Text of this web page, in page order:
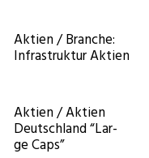
Akti­en / Bran­che:
Infra­struk­tur Aktien
Akti­en / Akti­en
Deutsch­land “Lar­
ge Caps”